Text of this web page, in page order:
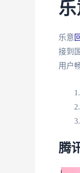
乐意
接到
用户
腾